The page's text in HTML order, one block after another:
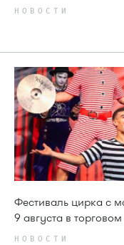
НОВОСТИ
Фестиваль цирка с
9 августа в
НОВОСТИ